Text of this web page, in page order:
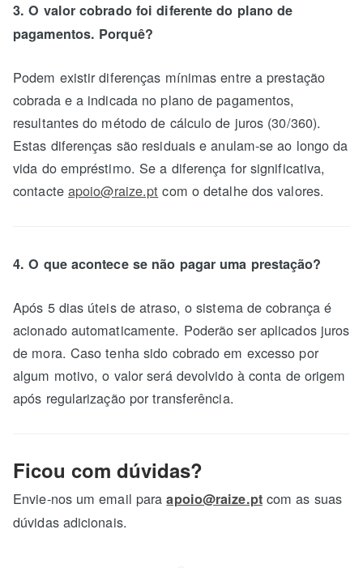
3. O valor cobrado foi diferente do plano de
pagamentos. Porquê?
Podem existir diferenças mínimas entre a prestação
cobrada e a indicada no plano de pagamentos,
resultantes do método de cálculo de juros (30/360).
Estas diferenças são residuais e anulam-se ao longo da
vida do empréstimo. Se a diferença for significativa,
contacte apoio@raize.pt com o detalhe dos valores.
4. O que acontece se não pagar uma prestação?
Após 5 dias úteis de atraso, o sistema de cobrança é
acionado automaticamente. Poderão ser aplicados juros
de mora. Caso tenha sido cobrado em excesso por
algum motivo, o valor será devolvido à conta de origem
após regularização por transferência.
Ficou com dúvidas?
Envie-nos um email paraapoio@raize.ptcom as suas
dúvidas adicionais.